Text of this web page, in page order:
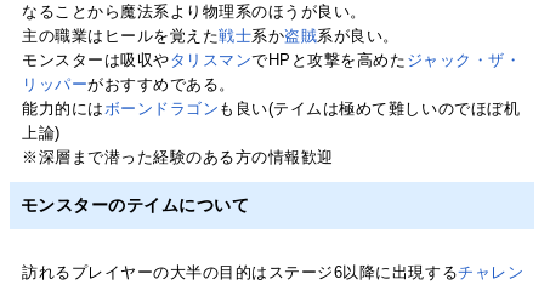
なることから魔法系より物理系のほうが良い。
主の職業はヒールを覚えた戦士系か盗賊系が良い。
モンスターは吸収やタリスマンでHPと攻撃を高めた ジャック・ザ・
リッパーがおすすめである。
能力的には ボーンドラゴン も良い(テイムは極めて難しいのでほぼ机
上論)
※深層まで潜った経験のある方の情報歓迎
モンスターのテイムについて
訪れるプレイヤーの大半の目的はステージ6以降に出現するチャレン